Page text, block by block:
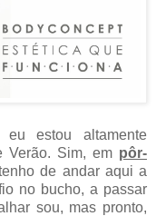
estou altamente
Verão. Sim, em pôr-
de andar aqui a
no bucho, a passar
sou, mas pronto,